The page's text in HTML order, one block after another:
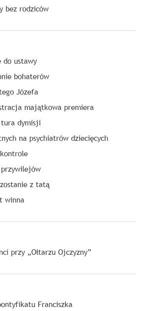
bez rodziców
do ustawy
bohaterów
Józefa
majątkowa premiera
tura dymisji
na psychiatrów dziecięcych
zostanie z tatą
winna
przy „Ołtarzu Ojczyzny”
Franciszka